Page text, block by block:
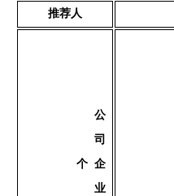
推荐人
公
司
个 企
业